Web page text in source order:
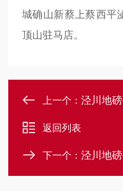
城确山新蔡上蔡西平
顶山驻马店。
上一个： 泾川地
返回列表
下一个： 泾川地